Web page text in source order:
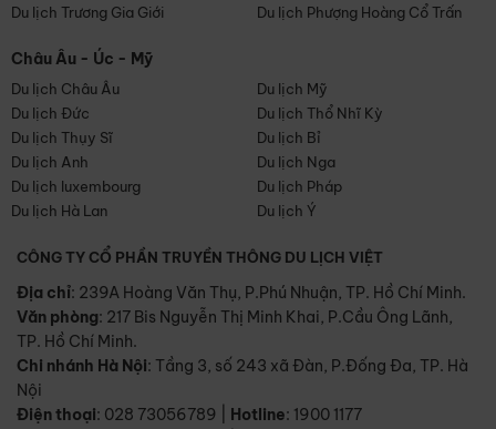
Du lịch Trương Gia Giới
Du lịch Phượng Hoàng Cổ Trấn
Châu Âu - Úc - Mỹ
Du lịch Châu Âu
Du lịch Mỹ
Du lịch Đức
Du lịch Thổ Nhĩ Kỳ
Du lịch Thụy Sĩ
Du lịch Bỉ
Du lịch Anh
Du lịch Nga
Du lịch luxembourg
Du lịch Pháp
Du lịch Hà Lan
Du lịch Ý
CÔNG TY CỔ PHẦN TRUYỀN THÔNG DU LỊCH VIỆT
Địa chỉ: 239A Hoàng Văn Thụ, P.Phú Nhuận, TP. Hồ Chí Minh.
Văn phòng: 217 Bis Nguyễn Thị Minh Khai, P.Cầu Ông Lãnh,
TP. Hồ Chí Minh.
Chi nhánh Hà Nội: Tầng 3, số 243 xã Đàn, P.Đống Đa, TP. Hà
Nội
Điện thoại: 028 73056789 Hotline: 1900 1177